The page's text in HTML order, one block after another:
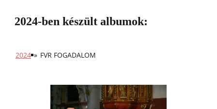
2024-ben készült albumok:
2024 » FVR FOGADALOM